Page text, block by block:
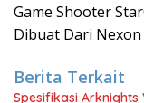
Game Shooter
Dibuat Dari Nexon
Berita Terkait
Spesifikasi Arknights